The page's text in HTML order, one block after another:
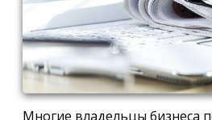
Многие владельцы бизнеса